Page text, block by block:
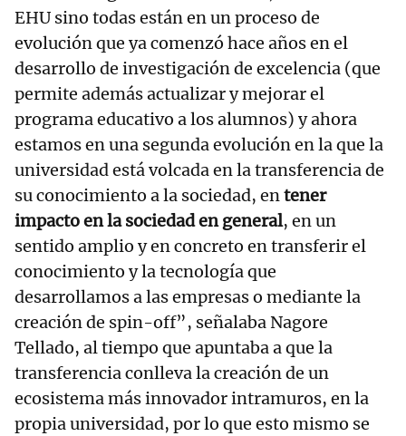
EHU sino todas están en un proceso de
evolución que ya comenzó hace años en el
desarrollo de investigación de excelencia (que
permite además actualizar y mejorar el
programa educativo a los alumnos) y ahora
estamos en una segunda evolución en la que la
universidad está volcada en la transferencia de
su conocimiento a la sociedad, entener
impacto en la sociedad en general, en un
sentido amplio y en concreto en transferir el
conocimiento y la tecnología que
desarrollamos a las empresas o mediante la
creación de spin-off”, señalaba Nagore
Tellado, al tiempo que apuntaba a que la
transferencia conlleva la creación de un
ecosistema más innovador intramuros, en la
propia universidad, por lo que esto mismo se